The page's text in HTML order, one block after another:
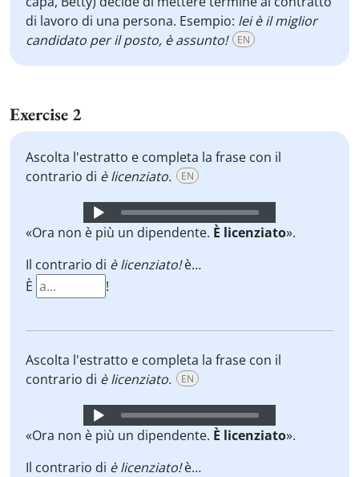
di lavoro di una persona. Esempio: lei è il miglior
candidato per il posto, è assunto!
EN
Exercise 2
Ascolta l'estratto e completa la frase con il
contrario di è licenziato. EN
Audio
Player
«Ora non è più un dipendente. È licenziato».
Il contrario di è licenziato!è…
È
!
Ascolta l'estratto e completa la frase con il
contrario di è licenziato. EN
Audio
Player
«Ora non è più un dipendente. È licenziato».
Il contrario di è licenziato!è…